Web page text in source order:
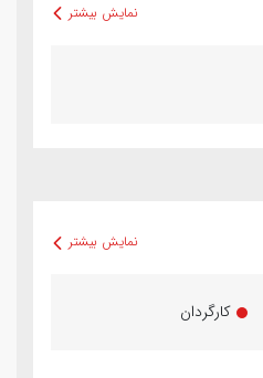
نمایش بیشتر
نمایش بیشتر
کارگردان